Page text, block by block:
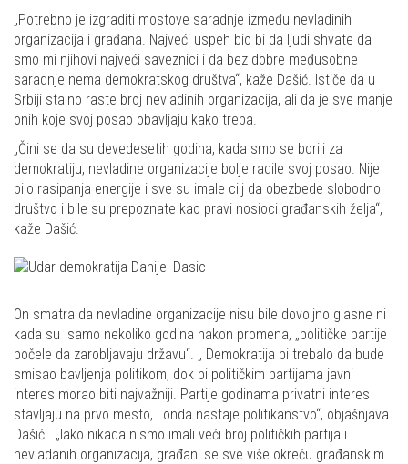
„Potrebno je izgraditi mostove saradnje između nevladinih
organizacija i građana. Najveći uspeh bio bi da ljudi shvate da
smo mi njihovi najveći saveznici i da bez dobre međusobne
saradnje nema demokratskog društva“, kaže Dašić. Ističe da u
Srbiji stalno raste broj nevladinih organizacija, ali da je sve manje
onih koje svoj posao obavljaju kako treba.
„Čini se da su devedesetih godina, kada smo se borili za
demokratiju, nevladine organizacije bolje radile svoj posao. Nije
bilo rasipanja energije i sve su imale cilj da obezbede slobodno
društvo i bile su prepoznate kao pravi nosioci građanskih želja“,
kaže Dašić.
On smatra da nevladine organizacije nisu bile dovoljno glasne ni
kada su samo nekoliko godina nakon promena, „političke partije
počele da zarobljavaju državu“. „ Demokratija bi trebalo da bude
smisao bavljenja politikom, dok bi političkim partijama javni
interes morao biti najvažniji. Partije godinama privatni interes
stavljaju na prvo mesto, i onda nastaje politikanstvo“, objašnjava
Dašić. „Iako nikada nismo imali veći broj političkih partija i
nevladanih organizacija, građani se sve više okreću građanskim